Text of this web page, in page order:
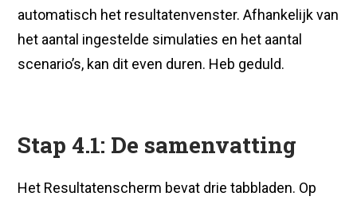
automatisch het resultatenvenster. Afhankelijk van
het aantal ingestelde simulaties en het aantal
scenario’s, kan dit even duren. Heb geduld.
Stap 4.1: De samenvatting
Het Resultatenscherm bevat drie tabbladen. Op